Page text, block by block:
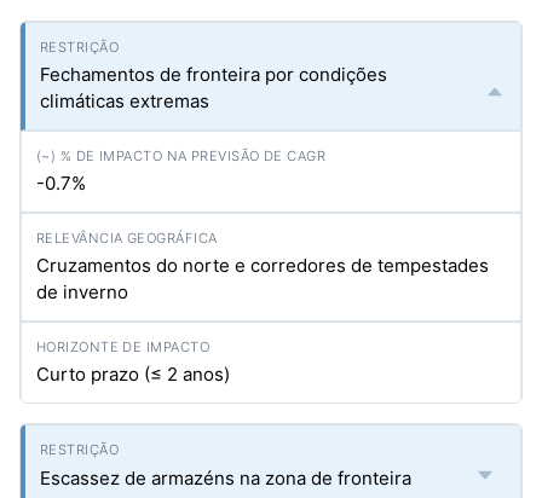
Fechamentos de fronteira por condições
climáticas extremas
-0.7%
Cruzamentos do norte e corredores de tempestades
de inverno
Curto prazo (≤ 2 anos)
Escassez de armazéns na zona de fronteira